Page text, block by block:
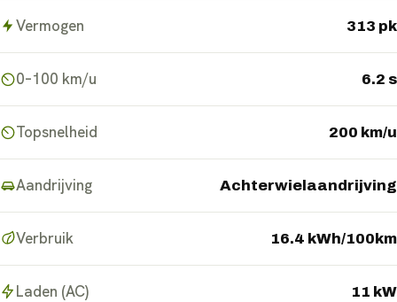
Vermogen 313 pk
0–100 km/u 6.2 s
Topsnelheid 200 km/u
Aandrijving Achterwielaandrijving
Verbruik 16.4 kWh/100km
Laden (AC) 11 kW